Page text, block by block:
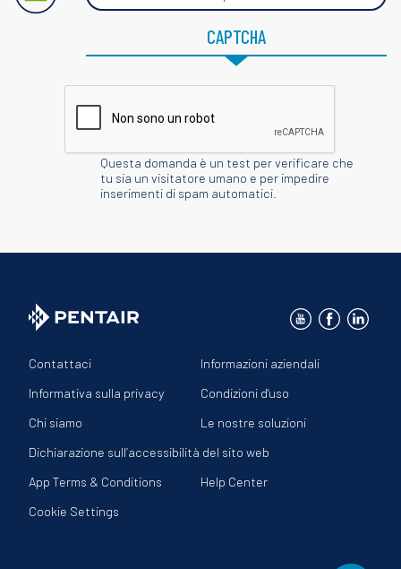
tua
CAPTCHA
Questa domanda è un test per verificare che
tu sia un visitatore umano e per impedire
inserimenti di spam automatici.
Contattaci
Informazioni aziendali
Informativa sulla privacy
Condizioni d'uso
Chi siamo
Le nostre soluzioni
Dichiarazione sull’accessibilità del sito web
App Terms & Conditions
Help Center
Cookie Settings